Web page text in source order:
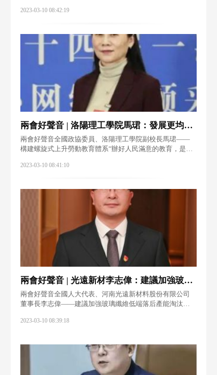
電葉片有限公司的一名工程師。2009年7月大學畢業后，她
2023-03-10 08:42:19
兩會好聲音 | 洛陽理工學院馬珺：發展更均衡更高質量的教育
兩會好聲音全國政協委員、洛陽理工學院副校長馬珺——
構建螺旋式上升勞動教育體系“辦好人民滿意的教育，是全
育期盼的必然要求。新時代十年來，我國把教育擺在優先
2023-03-10 08:41:10
兩會好聲音 | 光遠新材李志偉：建議加強玻璃纖維低端落后產能淘汰執法力度
兩會好聲音全國人大代表、河南光遠新材料股份有限公司
董事長李志偉——建議加強玻璃纖維低端落后產能淘汰執
的會議，作為新當選的全國人大代表，能夠在更高的平臺
2023-03-10 08:39:18